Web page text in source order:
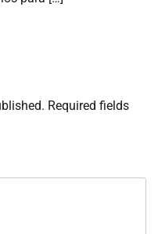
Required fields